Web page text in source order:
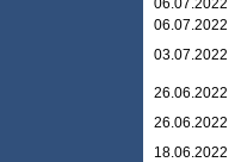
06.07.2022
06.07.2022
03.07.2022
26.06.2022
26.06.2022
18.06.2022